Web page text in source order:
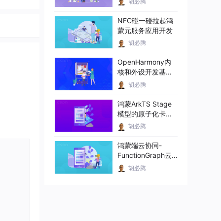
NFC碰一碰拉起鸿
蒙元服务应用开发
胡必腾
OpenHarmony内
核和外设开发基础
介绍胡必腾
鸿蒙ArkTS Stage
模型的原子化卡片
开发胡必腾
鸿蒙端云协同-
FunctionGraph云
函数应用
胡必腾